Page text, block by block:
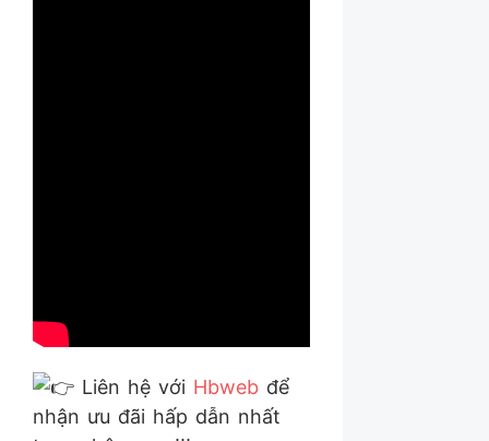
Liên hệ với Hbweb để
nhận ưu đãi hấp dẫn nhất